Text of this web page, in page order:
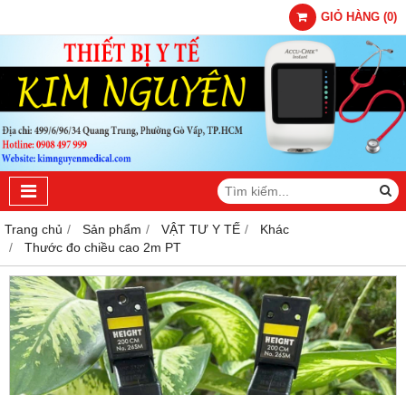
GIỎ HÀNG (0)
Trang chủ Sản phẩm VẬT TƯ Y TẾ
Khác
Thước đo chiều cao 2m PT